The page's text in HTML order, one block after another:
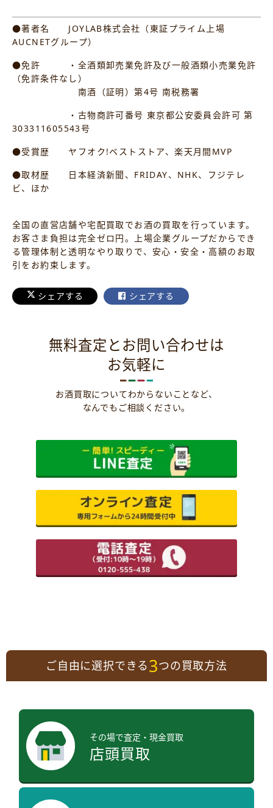
●著者名 JOYLAB株式会社（東証プライム上場
AUCNETグループ）
●免許 ・全酒類卸売業免許及び一般酒類小売業免許
（免許条件なし）
南酒（証明）第4号 南税務署
・古物商許可番号 東京都公安委員会許可 第
303311605543号
●受賞歴 ヤフオク!ベストストア、楽天月間MVP
●取材歴 日本経済新聞、FRIDAY、NHK、フジテレ
ビ、ほか
全国の直営店舗や宅配買取でお酒の買取を行っています。
お客さま負担は完全ゼロ円。上場企業グループだからでき
る管理体制と透明なやり取りで、安心・安全・高額のお取
引をお約束します。
シェアする シェアする
無料査定とお問い合わせは
お気軽に
お酒買取についてわからないことなど、
なんでもご相談ください。
ご自由に選択できる3つの買取方法
その場で査定・現金買取
店頭買取